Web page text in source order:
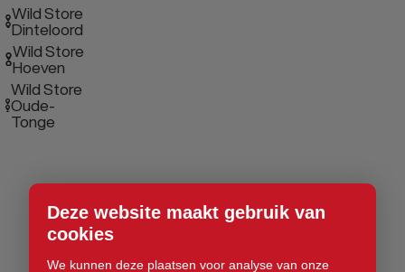
Deze website maakt gebruik van
cookies
We kunnen deze plaatsen voor analyse van onze
Wild Store
Dinteloord
Wild Store
Hoeven
Wild Store
Oude-
Tonge